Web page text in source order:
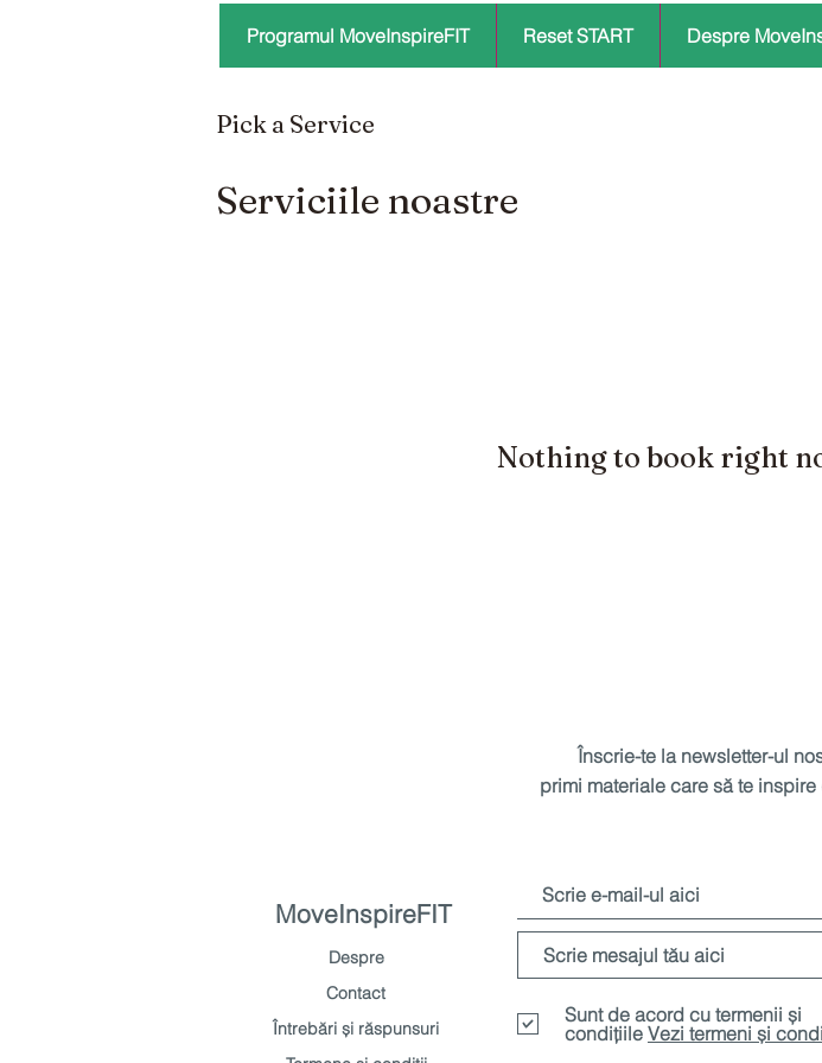
Programul MoveInspireFIT Reset START Despre
Pick a Service
Serviciile noastre
Nothing to book right
Înscrie-te la newsletter-ul
primi materiale care să te
MoveInspireFIT
Despre
Contact
Întrebări și răspunsuri
Sunt de acord cu termenii și
condițiile Vezi termeni și